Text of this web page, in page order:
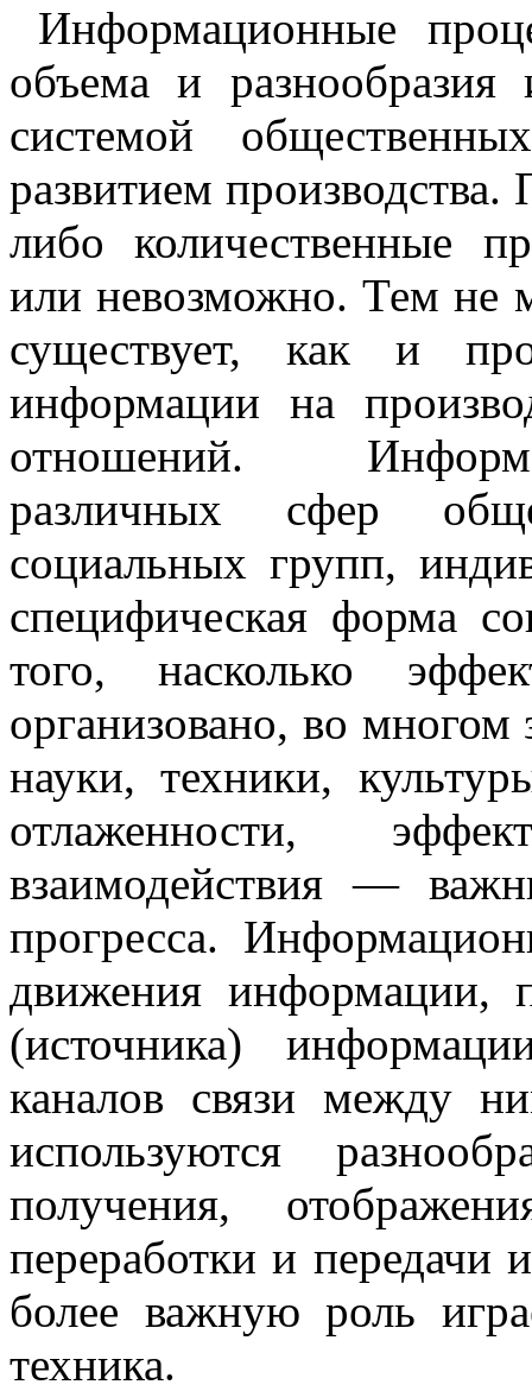
Информационные
объема и разнообразия
системой
развитием производства.
либо количественные
или невозможно. Тем не
существует, как и
информации на
отношений.
различных сфер
социальных групп,
специфическая форма
того, насколько
организовано, во многом
науки, техники,
отлаженности,
взаимодействия —
прогресса.
движения информации,
(источника)
каналов связи между
используются
получения,
переработки и передачи
более важную роль
техника.